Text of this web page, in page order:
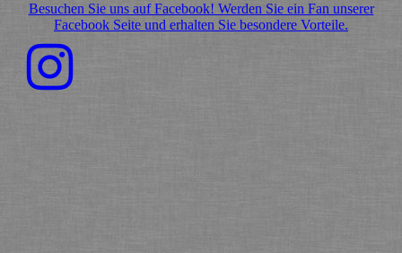
Besuchen Sie uns auf Facebook! Werden Sie ein Fan unserer
Facebook Seite und erhalten Sie besondere Vorteile.